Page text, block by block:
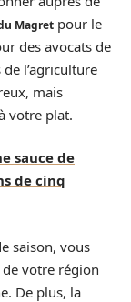
Magret pour le
des avocats de
l’agriculture
mais
votre plat.
sauce de
de cinq
saison, vous
de votre région
De plus, la